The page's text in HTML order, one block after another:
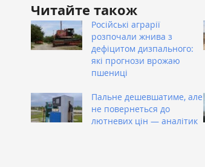
Читайте також
Російські аграрії
розпочали жнива з
дефіцитом дизпального:
які прогнози врожаю
пшениці
Пальне дешевшатиме, але
не повернеться до
лютневих цін — аналітик